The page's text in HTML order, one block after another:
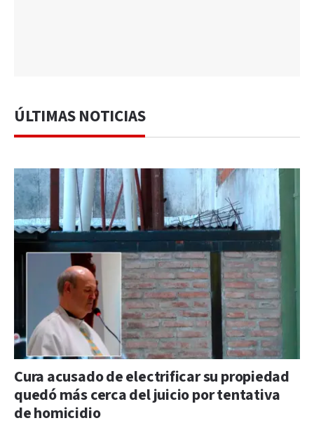
ÚLTIMAS NOTICIAS
Cura acusado de electrificar su propiedad
quedó más cerca del juicio por tentativa
de homicidio